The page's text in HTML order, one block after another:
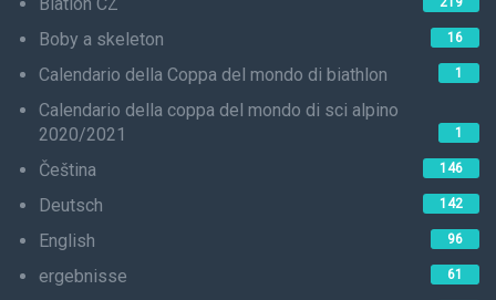
Boby a skeleton 16
Calendario della Coppa del mondo di biathlon 1
Calendario della coppa del mondo di sci alpino
2020/2021
1
Čeština 146
Deutsch 142
English 96
ergebnisse 61